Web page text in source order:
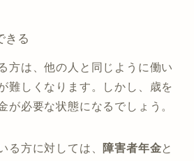
きる
方は、他の人と同じように働い
難しくなります。しかし、歳を
が必要な状態になるでしょう。
る方に対しては、 障害者年金と